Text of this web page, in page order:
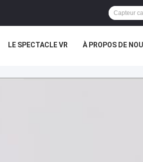
LE SPECTACLE VR À PROPOS DE